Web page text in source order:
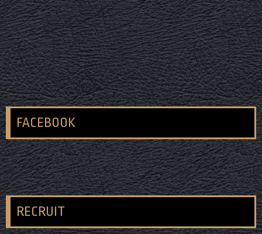
FACEBOOK
RECRUIT